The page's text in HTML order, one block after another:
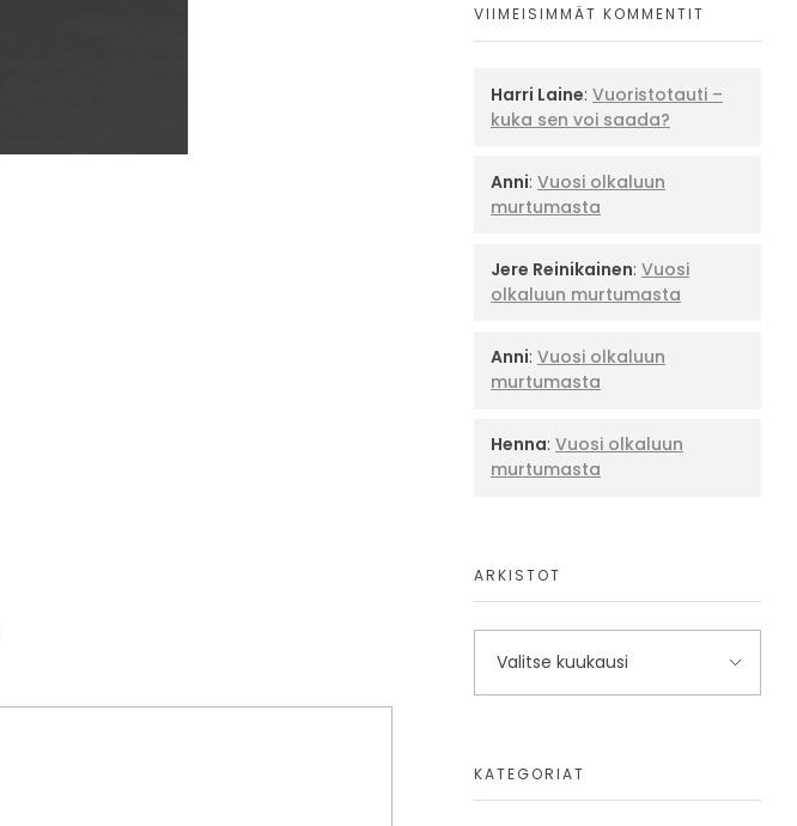
VIIMEISIMMÄT KOMMENTIT
Harri Laine: Vuoristotauti –
kuka sen voi saada?
Anni: Vuosi olkaluun
murtumasta
Jere Reinikainen: Vuosi
olkaluun murtumasta
Anni: Vuosi olkaluun
murtumasta
Henna: Vuosi olkaluun
murtumasta
ARKISTOT
KATEGORIAT